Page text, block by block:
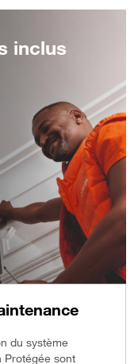
inclus
du système
Protégée sont